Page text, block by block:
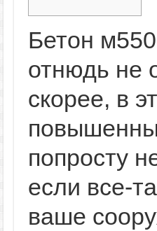
Бетон
отнюдь не
скорее, в
попросту
если все-
ваше